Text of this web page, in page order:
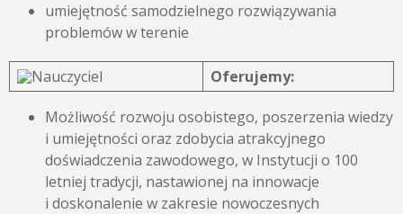
umiejętność samodzielnego rozwiązywania
problemów w terenie
Oferujemy:
Możliwość rozwoju osobistego, poszerzenia wiedzy
i umiejętności oraz zdobycia atrakcyjnego
doświadczenia zawodowego, w Instytucji o 100
letniej tradycji, nastawionej na innowacje
i doskonalenie w zakresie nowoczesnych